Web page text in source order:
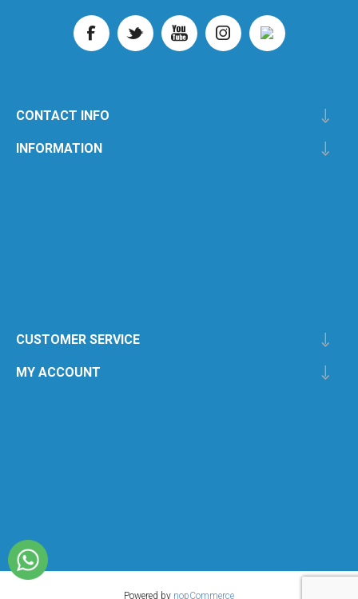
CONTACT INFO
INFORMATION
CUSTOMER SERVICE
MY ACCOUNT
Powered by nopCommerce